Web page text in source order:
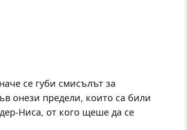
се губи смисълът за
онези предели, които са били
Ниса, от кого щеше да се